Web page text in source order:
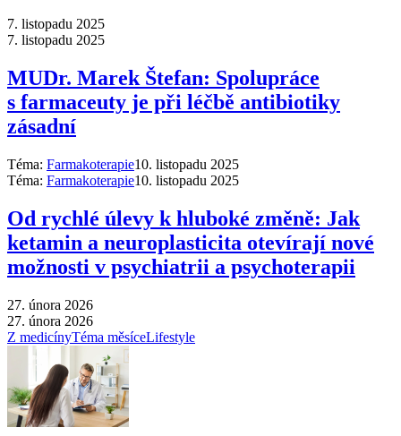
7. listopadu 2025
7. listopadu 2025
MUDr. Marek Štefan: Spolupráce
s farmaceuty je při léčbě antibiotiky
zásadní
Téma: Farmakoterapie10. listopadu 2025
Téma: Farmakoterapie10. listopadu 2025
Od rychlé úlevy k hluboké změně: Jak
ketamin a neuroplasticita otevírají nové
možnosti v psychiatrii a psychoterapii
27. února 2026
27. února 2026
Z medicínyTéma měsíceLifestyle